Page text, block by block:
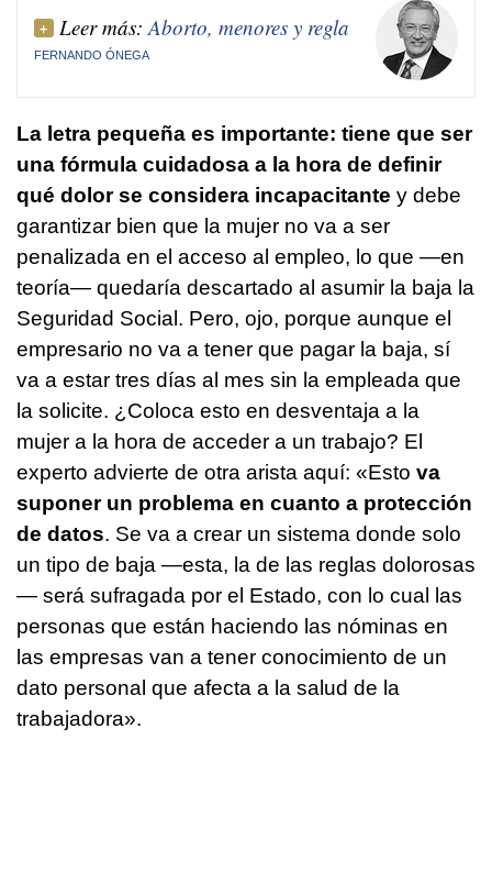
Leer más: Aborto, menores y regla
FERNANDO ÓNEGA
La letra pequeña es importante: tiene que ser
una fórmula cuidadosa a la hora de definir
qué dolor se considera incapacitante y debe
garantizar bien que la mujer no va a ser
penalizada en el acceso al empleo, lo que —en
teoría— quedaría descartado al asumir la baja la
Seguridad Social. Pero, ojo, porque aunque el
empresario no va a tener que pagar la baja, sí
va a estar tres días al mes sin la empleada que
la solicite. ¿Coloca esto en desventaja a la
mujer a la hora de acceder a un trabajo? El
experto advierte de otra arista aquí: «Esto va
suponer un problema en cuanto a protección
de datos. Se va a crear un sistema donde solo
un tipo de baja —esta, la de las reglas dolorosas
— será sufragada por el Estado, con lo cual las
personas que están haciendo las nóminas en
las empresas van a tener conocimiento de un
dato personal que afecta a la salud de la
trabajadora».